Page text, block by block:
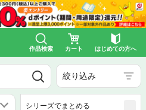
作品検索 カート はじめての方へ
絞り込み
シリーズでまとめる